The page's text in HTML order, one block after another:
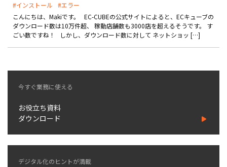
通販受注対応
ECと通販の連動を可能に
EC運用支援
ライセンス契約
内製化支援
#インストール
#エラー
こんにちは、Makiです。 EC-CUBEの公式サイトによると、ECキューブの
ダウンロード数は10万件超、 稼動店舗数も3000店を超えるそうです。 す
ごい数ですね！ しかし、ダウンロード数に対して ネットショッ […]
今すぐ業務に使える
お役立ち資料
ダウンロード
デジタル化のヒントが満載